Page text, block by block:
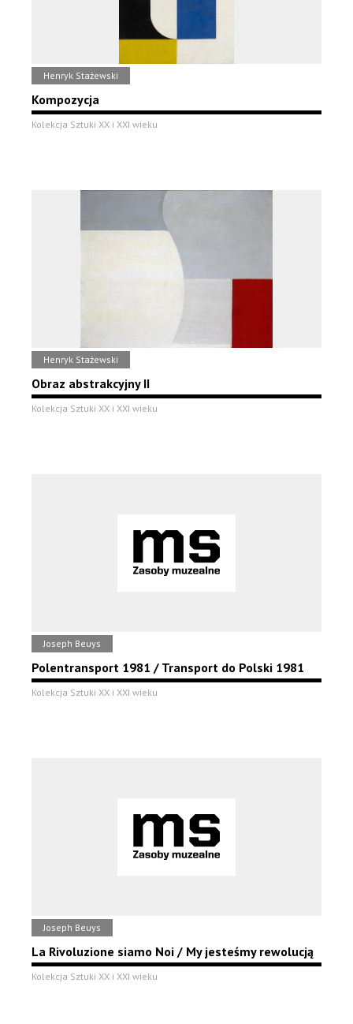
Henryk Stażewski
Kompozycja
Kolekcja Sztuki XX i XXI wieku
Henryk Stażewski
Obraz abstrakcyjny II
Kolekcja Sztuki XX i XXI wieku
Joseph Beuys
Polentransport 1981 / Transport do Polski 1981
Kolekcja Sztuki XX i XXI wieku
Joseph Beuys
La Rivoluzione siamo Noi / My jesteśmy rewolucją
Kolekcja Sztuki XX i XXI wieku